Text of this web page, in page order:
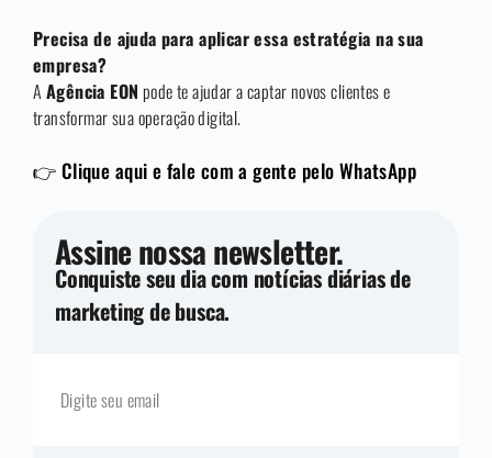
Precisa de ajuda para aplicar essa estratégia na sua
empresa?
A Agência EON pode te ajudar a captar novos clientes e
transformar sua operação digital.
👉 Clique aqui e fale com a gente pelo WhatsApp
Assine nossa newsletter.
Conquiste seu dia com notícias diárias de
marketing de busca.